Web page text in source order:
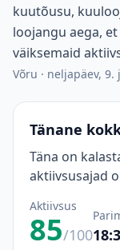
kuutõusu,
loojangu aega,
väiksemaid
Võru · neljapäev, 9.
Tänane
Täna on
aktiivsusajad
Aktiivsus
85/100